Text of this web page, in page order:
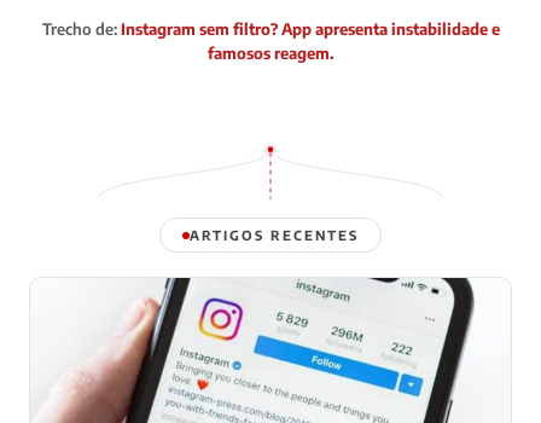
Trecho de:Instagram sem filtro? App apresenta instabilidade e
famosos reagem.
ARTIGOS RECENTES